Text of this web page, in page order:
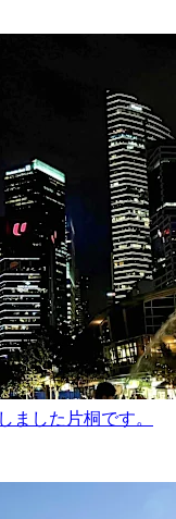
した片桐です。